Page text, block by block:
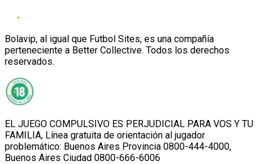
Bolavip, al igual que Futbol Sites, es una compañía
perteneciente a Better Collective. Todos los derechos
reservados.
EL JUEGO COMPULSIVO ES PERJUDICIAL PARA VOS Y TU
FAMILIA, Línea gratuita de orientación al jugador
problemático: Buenos Aires Provincia 0800-444-4000,
Buenos Aires Ciudad 0800-666-6006